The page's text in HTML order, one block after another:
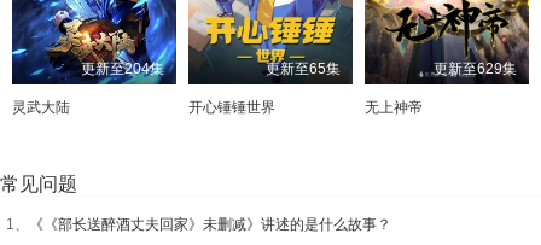
更新至204集
灵武大陆
更新至65集
开心锤锤世界
更新至629集
无上神帝
常见问题
1、
《《部长送醉酒丈夫回家》未删减》讲述的是什么故事？